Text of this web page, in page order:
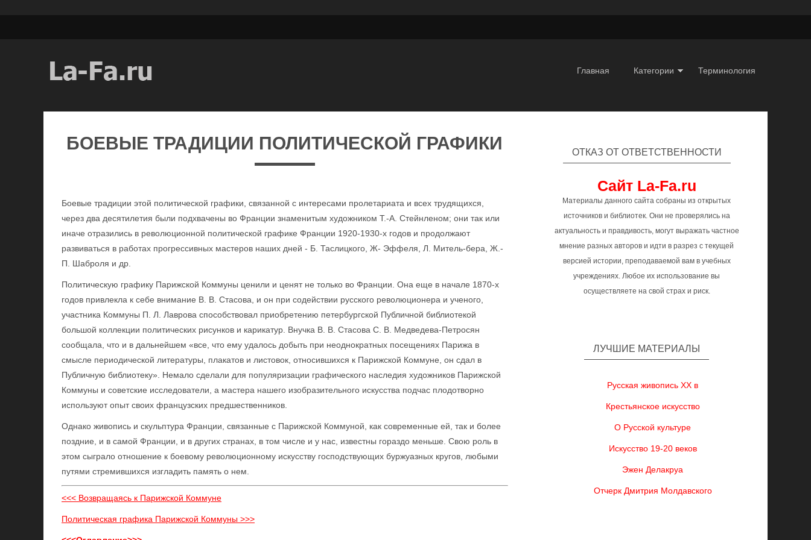
Главная Категории Терминология
БОЕВЫЕ ТРАДИЦИИ ПОЛИТИЧЕСКОЙ ГРАФИКИ
Боевые традиции этой политической графики, связанной с интересами пролетариата и всех трудящихся,
через два десятилетия были подхвачены во Франции знаменитым художником Т.-А. Стейнленом; они так или
иначе отразились в революционной политической графике Франции 1920-1930-х годов и продолжают
развиваться в работах прогрессивных мастеров наших дней - Б. Таслицкого, Ж- Эффеля, Л. Митель-бера, Ж.-
П. Шаброля и др.
Политическую графику Парижской Коммуны ценили и ценят не только во Франции. Она еще в начале 1870-х
годов привлекла к себе внимание В. В. Стасова, и он при содействии русского революционера и ученого,
участника Коммуны П. Л. Лаврова способствовал приобретению петербургской Публичной библиотекой
большой коллекции политических рисунков и карикатур. Внучка В. В. Стасова С. В. Медведева-Петросян
сообщала, что и в дальнейшем «все, что ему удалось добыть при неоднократных посещениях Парижа в
смысле периодической литературы, плакатов и листовок, относившихся к Парижской Коммуне, он сдал в
Публичную библиотеку». Немало сделали для популяризации графического наследия художников Парижской
Коммуны и советские исследователи, а мастера нашего изобразительного искусства подчас плодотворно
используют опыт своих французских предшественников.
Однако живопись и скульптура Франции, связанные с Парижской Коммуной, как современные ей, так и более
поздние, и в самой Франции, и в других странах, в том числе и у нас, известны гораздо меньше. Свою роль в
этом сыграло отношение к боевому революционному искусству господствующих буржуазных кругов, любыми
путями стремившихся изгладить память о нем.
<<< Возвращаясь к Парижской Коммуне
Политическая графика Парижской Коммуны >>>
ОТКАЗ ОТ ОТВЕТСТВЕННОСТИ
Сайт La-Fa.ru
Материалы данного сайта собраны из открытых
источников и библиотек. Они не проверялись на
актуальность и правдивость, могут выражать частное
мнение разных авторов и идти в разрез с текущей
версией истории, преподаваемой вам в учебных
учреждениях. Любое их использование вы
осуществляете на свой страх и риск.
ЛУЧШИЕ МАТЕРИАЛЫ
Русская живопись XX в
Крестьянское искусство
О Русской культуре
Искусство 19-20 веков
Эжен Делакруа
Отчерк Дмитрия Молдавского